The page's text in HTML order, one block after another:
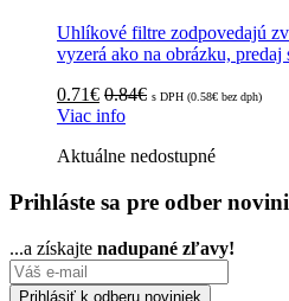
Uhlíkové filtre zodpovedajú
vyzerá ako na obrázku,
0.71€ 0.84€ s DPH (0.58€ bez dph)
Viac info
Aktuálne nedostupné
Prihláste sa pre odber
...a získajte nadupané zľavy!